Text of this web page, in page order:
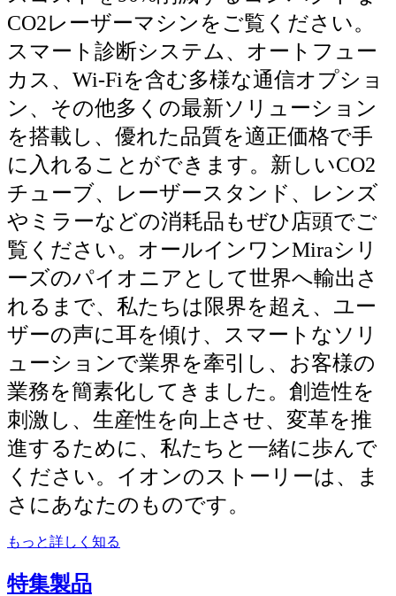
CO2レーザーマシンをご覧ください。
スマート診断システム、オートフュー
カス、Wi-Fiを含む多様な通信オプショ
ン、その他多くの最新ソリューション
を搭載し、優れた品質を適正価格で手
に入れることができます。新しいCO2
チューブ、レーザースタンド、レンズ
やミラーなどの消耗品もぜひ店頭でご
覧ください。オールインワンMiraシリ
ーズのパイオニアとして世界へ輸出さ
れるまで、私たちは限界を超え、ユー
ザーの声に耳を傾け、スマートなソリ
ューションで業界を牽引し、お客様の
業務を簡素化してきました。創造性を
刺激し、生産性を向上させ、変革を推
進するために、私たちと一緒に歩んで
ください。イオンのストーリーは、ま
さにあなたのものです。
もっと詳しく知る
特集製品